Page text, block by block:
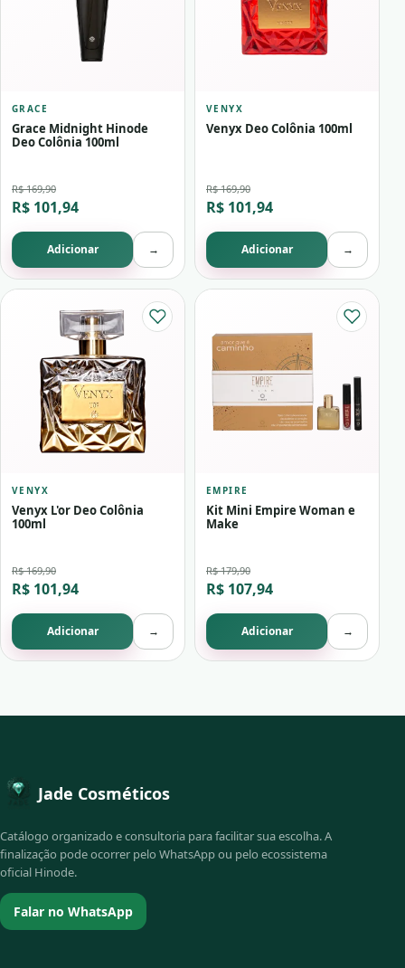
GRACE
Grace Midnight Hinode
Deo Colônia 100ml
R$ 169,90
R$ 101,94
Adicionar →
VENYX
Venyx Deo Colônia 100ml
R$ 169,90
R$ 101,94
Adicionar →
VENYX
Venyx L'or Deo Colônia
100ml
R$ 169,90
R$ 101,94
Adicionar →
EMPIRE
Kit Mini Empire Woman e
Make
R$ 179,90
R$ 107,94
Adicionar →
Jade Cosméticos
Catálogo organizado e consultoria para facilitar sua escolha. A
finalização pode ocorrer pelo WhatsApp ou pelo ecossistema
oficial Hinode.
Falar no WhatsApp